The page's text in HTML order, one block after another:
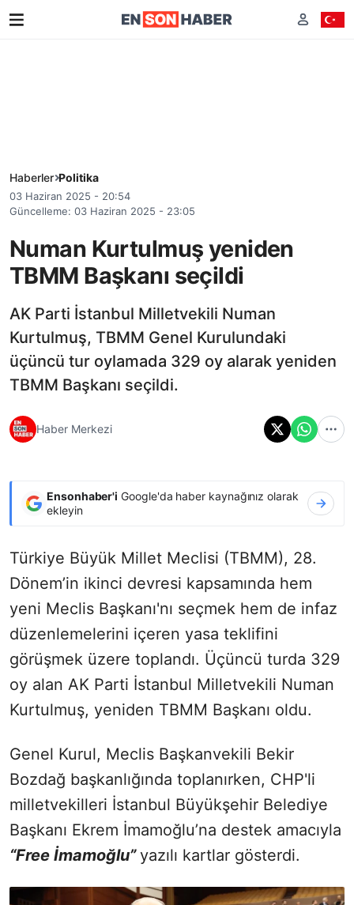
Haberler Politika
03 Haziran 2025 - 20:54
Güncelleme: 03 Haziran 2025 - 23:05
Numan Kurtulmuş yeniden
TBMM Başkanı seçildi
AK Parti İstanbul Milletvekili Numan
Kurtulmuş, TBMM Genel Kurulundaki
üçüncü tur oylamada 329 oy alarak yeniden
TBMM Başkanı seçildi.
Haber Merkezi
Ensonhaber'i Google'da haber kaynağınız olarak
ekleyin
Türkiye Büyük Millet Meclisi (TBMM), 28.
Dönem’in ikinci devresi kapsamında hem
yeni Meclis Başkanı'nı seçmek hem de infaz
düzenlemelerini içeren yasa teklifini
görüşmek üzere toplandı. Üçüncü turda 329
oy alan AK Parti İstanbul Milletvekili Numan
Kurtulmuş, yeniden TBMM Başkanı oldu.
Genel Kurul, Meclis Başkanvekili Bekir
Bozdağ başkanlığında toplanırken, CHP'li
milletvekilleri İstanbul Büyükşehir Belediye
Başkanı Ekrem İmamoğlu’na destek amacıyla
“Free İmamoğlu”yazılı kartlar gösterdi.